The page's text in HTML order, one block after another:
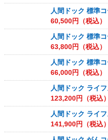
人間ドック 標準
60,500円（税込）
人間ドック 標準
63,800円（税込）
人間ドック 標準
66,000円（税込）
人間ドック ライ
123,200円（税込）
人間ドック ライ
141,900円（税込）